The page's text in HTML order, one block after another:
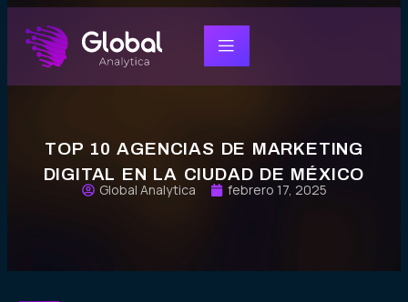
TOP 10 AGENCIAS DE MARKETING
DIGITAL EN LA CIUDAD DE MÉXICO
Global Analytica febrero 17, 2025